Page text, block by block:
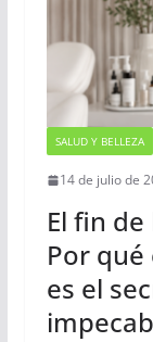
SALUD Y BELLEZA
14 de julio de
El fin
Por
es el